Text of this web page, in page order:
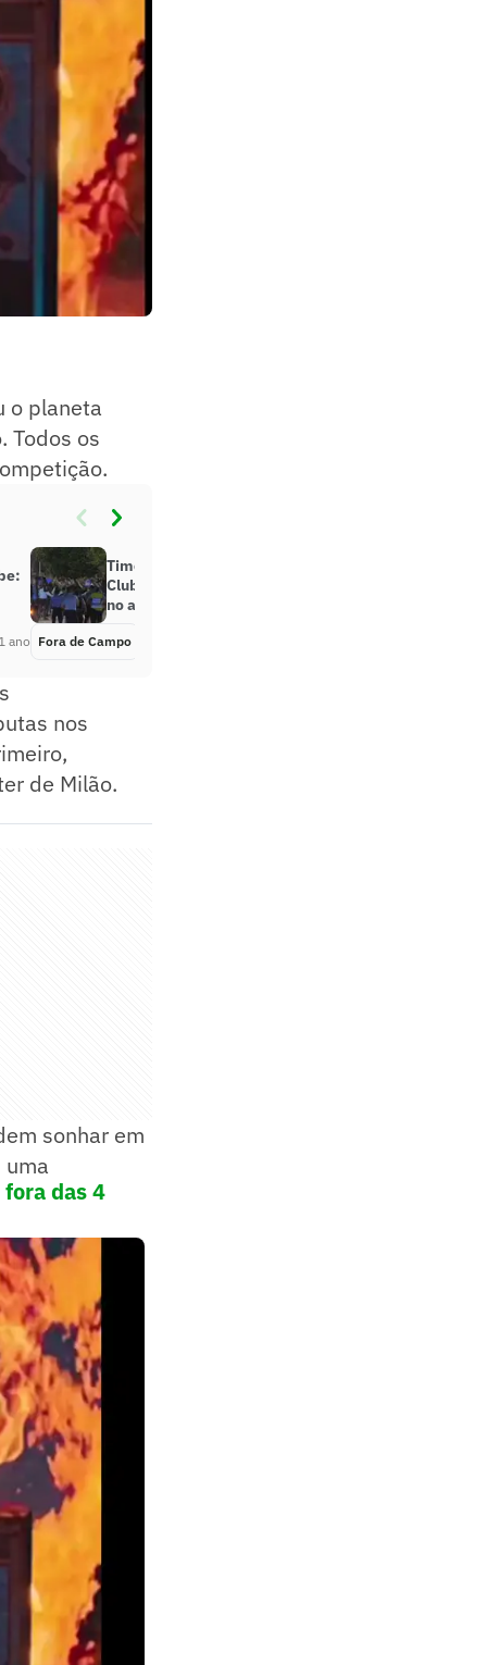
o planeta
Todos os
ano
Time eliminado do Mundial de
Clubes é recebido com protestos
no aeroporto
Fora de Campo
nos
de Milão.
sonhar em
uma
das 4